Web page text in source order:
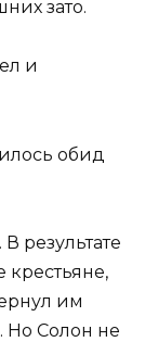
зато.
и
обид
результате
крестьяне,
им
Но Солон не